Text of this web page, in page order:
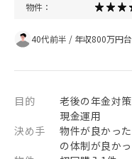
物件：
40代前半 / 年収800万円台
目的
老後の年金対
現金運用
決め手
物件が良かっ
の体制が良か